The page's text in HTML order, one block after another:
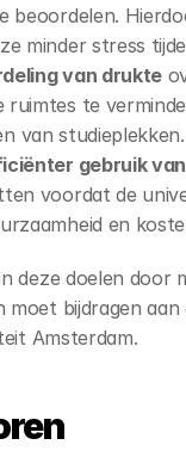
beoordelen.
minder stress
van drukte
ruimtes te
van studieplekken.
gebruik
voordat de
en
deze doelen door
moet bijdragen
Amsterdam.